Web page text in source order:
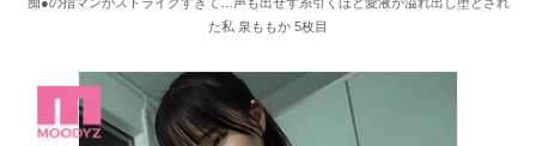
た私 泉ももか 5枚目